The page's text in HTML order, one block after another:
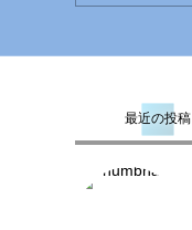
最近の投稿